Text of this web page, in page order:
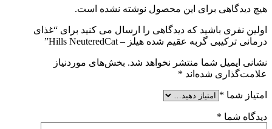
هیچ دیدگاهی برای این محصول نوشته نشده است.
اولین نفری باشید که دیدگاهی را ارسال می کنید برای “غذای
درمانی ترکیبی گربه عقیم شده هیلز – Hills NeuteredCat”
نشانی ایمیل شما منتشر نخواهد شد. بخش‌های موردنیاز
علامت‌گذاری شده‌اند *
امتیاز شما *
دیدگاه شما *